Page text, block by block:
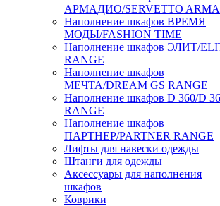
АРМАДИО/SERVETTO
Наполнение шкафов ВРЕМЯ
МОДЫ/FASHION TIME
Наполнение шкафов ЭЛИТ/
RANGE
Наполнение шкафов
МЕЧТА/DREAM GS RANGE
Наполнение шкафов D 360/D
RANGE
Наполнение шкафов
ПАРТНЕР/PARTNER RANGE
Лифты для навески одежды
Штанги для одежды
Аксессуары для наполнения
шкафов
Коврики